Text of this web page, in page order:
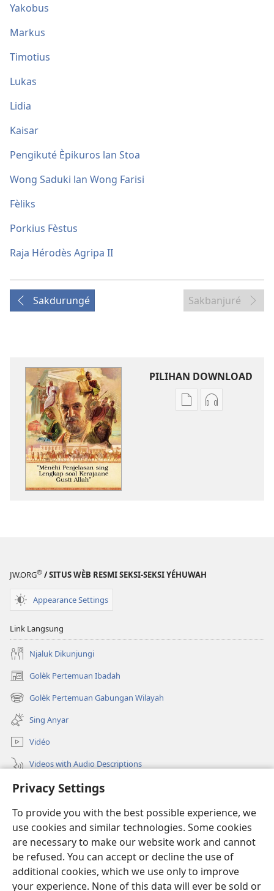
Privacy Settings
To provide you with the best possible experience, we
use cookies and similar technologies. Some cookies
are necessary to make our website work and cannot
be refused. You can accept or decline the use of
additional cookies, which we use only to improve
your experience. None of this data will ever be sold or
Yakobus
Markus
Timotius
Lukas
Lidia
Kaisar
Pengikuté Èpikuros lan Stoa
Wong Saduki lan Wong Farisi
Fèliks
Porkius Fèstus
Raja Hérodès Agripa II
Sakdurungé Sakbanjuré
PILIHAN DOWNLOAD
PilihanPilihan
JW.ORG® / SITUS WÈB RESMI SEKSI-SEKSI YÉHUWAH
Appearance Settings
Link Langsung
Njaluk Dikunjungi
Golèk Pertemuan Ibadah
(opens
new
window)
Golèk Pertemuan Gabungan Wilayah
(opens
new
window)
Sing Anyar
Vidéo
Videos with Audio Descriptions
Golèk JW.ORG
Sumbangan
(opens
new
window)PERPUSTAKAAN ONLINE Warta Penting
(opens
new
JW Hub ®
(opens